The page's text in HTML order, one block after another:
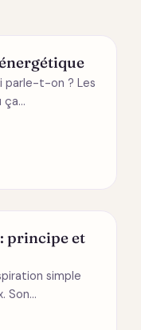
parle-t-on ? Les
ça…
principe et
simple
Son…